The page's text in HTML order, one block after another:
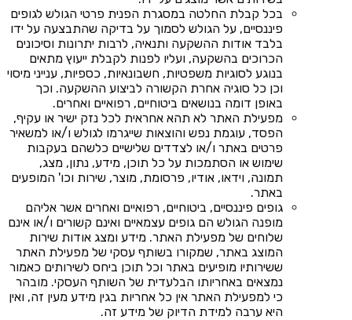
בכל קבלת החלטה במסגרת הפנית פרטי הגולש לגופים
פיננסיים, על הגולש לסמוך על בדיקה שהתבצעה על ידו
בלבד אודות ההשקעה ותנאיה, לרבות יתרונות וסיכונים
הכרוכים בהשקעה, ועליו לפנות לקבלת ייעוץ מתאים
בנוגע לסוגיות משפטיות, חשבונאיות, כספיות, ענייני מיסוי
וכן כל סוגיה אחרת הקשורה לביצוע ההשקעה. וכך
באופן דומה בנושאים ביטוחיים, רפואיים ואחרים.
מפעילת האתר לא תהא אחראית לכל נזק ישיר או עקיף,
הפסד, עוגמת נפש והוצאות שייגרמו לגולש ו/או למשאיר
פרטים באתר ו/או לצדדים שלישיים כלשהם בעקבות
שימוש או הסתמכות על כל תוכן, מידע, נתון, מצג,
תמונה, וידאו, אודיו, פרסומת, מוצר, שירות וכו' המופעים
באתר.
גופים פיננסיים, ביטוחיים, רפואיים ואחרים אשר אליהם
מופנה הגולש הם גופים עצמאיים ואינם קשורים ו/או אינם
שלוחים של מפעילת האתר. מידע ומצג אודות שירות
המוצג באתר, שמקורו בשותף עסקי של מפעילת האתר
ששירותיו מופיעים באתר וכל תוכן ביחס לשירותים כאמור
נמצאים באחריותו הבלעדית של השותף העסקי. מובהר
כי למפעילת האתר אין כל אחריות בגין מידע מעין זה, ואין
היא ערבה למידת הדיוק של מידע זה.